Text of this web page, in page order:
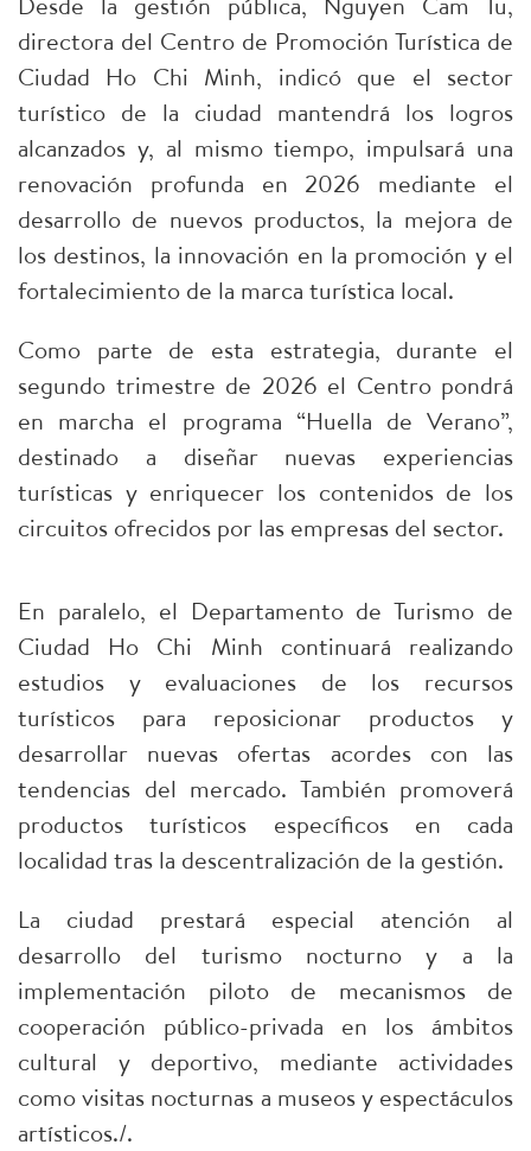
directora del Centro de Promoción Turística de
Ciudad Ho Chi Minh, indicó que el sector
turístico de la ciudad mantendrá los logros
alcanzados y, al mismo tiempo, impulsará una
renovación profunda en 2026 mediante el
desarrollo de nuevos productos, la mejora de
los destinos, la innovación en la promoción y el
fortalecimiento de la marca turística local.
Como parte de esta estrategia, durante el
segundo trimestre de 2026 el Centro pondrá
en marcha el programa “Huella de Verano”,
destinado a diseñar nuevas experiencias
turísticas y enriquecer los contenidos de los
circuitos ofrecidos por las empresas del sector.
En paralelo, el Departamento de Turismo de
Ciudad Ho Chi Minh continuará realizando
estudios y evaluaciones de los recursos
turísticos para reposicionar productos y
desarrollar nuevas ofertas acordes con las
tendencias del mercado. También promoverá
productos turísticos específicos en cada
localidad tras la descentralización de la gestión.
La ciudad prestará especial atención al
desarrollo del turismo nocturno y a la
implementación piloto de mecanismos de
cooperación público-privada en los ámbitos
cultural y deportivo, mediante actividades
como visitas nocturnas a museos y espectáculos
artísticos./.